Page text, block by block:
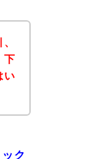
下
い
ク